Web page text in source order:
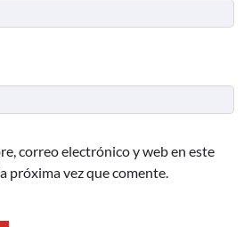
correo electrónico y web en este
próxima vez que comente.